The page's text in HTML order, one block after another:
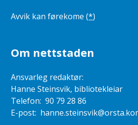
Avvik kan førekome (*)
Om nettstaden
Ansvarleg redaktør:
Hanne Steinsvik, bibliotekleiar
Telefon: 90 79 28 86
E-post: